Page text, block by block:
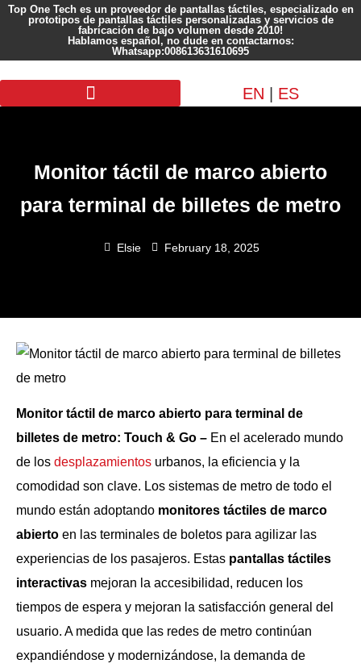
Top One Tech es un proveedor de pantallas táctiles, especializado en
prototipos de pantallas táctiles personalizadas y servicios de
fabricación de bajo volumen desde 2010!
Hablamos español, no dude en contactarnos:
Whatsapp:008613631610695
EN ES
Monitor táctil de marco abierto
para terminal de billetes de metro
Elsie February 18, 2025
Monitor táctil de marco abierto para terminal de
billetes de metro: Touch & Go – En el acelerado mundo
de los desplazamientos urbanos, la eficiencia y la
comodidad son clave. Los sistemas de metro de todo el
mundo están adoptando monitores táctiles de marco
abierto en las terminales de boletos para agilizar las
experiencias de los pasajeros. Estas pantallas táctiles
interactivas mejoran la accesibilidad, reducen los
tiempos de espera y mejoran la satisfacción general del
usuario. A medida que las redes de metro continúan
expandiéndose y modernizándose, la demanda de